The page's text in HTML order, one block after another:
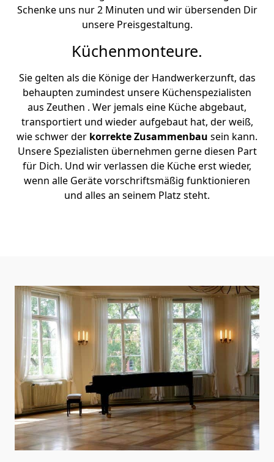
Schenke uns nur 2 Minuten und wir übersenden Dir
unsere Preisgestaltung.
Küchenmonteure.
Sie gelten als die Könige der Handwerkerzunft, das
behaupten zumindest unsere Küchenspezialisten
aus Zeuthen . Wer jemals eine Küche abgebaut,
transportiert und wieder aufgebaut hat, der weiß,
wie schwer der korrekte Zusammenbau sein kann.
Unsere Spezialisten übernehmen gerne diesen Part
für Dich. Und wir verlassen die Küche erst wieder,
wenn alle Geräte vorschriftsmäßig funktionieren
und alles an seinem Platz steht.